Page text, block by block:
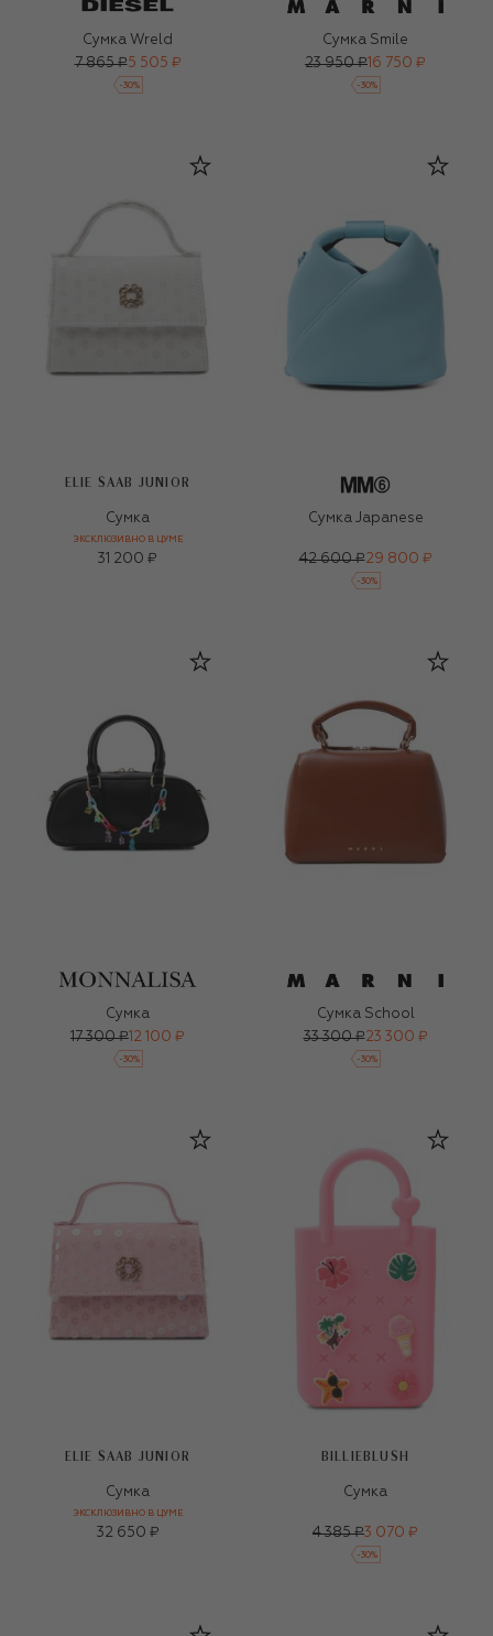
Сумка Wreld
7 865 ₽5 505 ₽
-30%
Сумка Smile
23 950 ₽ 16 750 ₽
-30%
ELIE SAAB JUNIOR
Сумка
ЭКСКЛЮЗИВНО В ЦУМЕ
31 200 ₽
Сумка Japanese
42 600 ₽29 800 ₽
-30%
Сумка
17 300 ₽ 12 100 ₽
-30%
Сумка School
33 300 ₽23 300 ₽
-30%
ELIE SAAB JUNIOR
Сумка
ЭКСКЛЮЗИВНО В ЦУМЕ
32 650 ₽
BILLIEBLUSH
Сумка
4 385 ₽3 070 ₽
-30%